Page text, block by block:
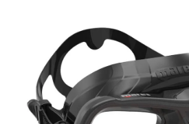
hvězdiček.